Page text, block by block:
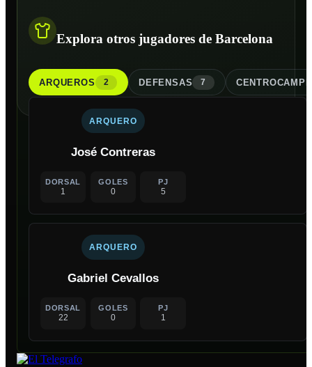
Explora otros jugadores de Barcelona
ARQUEROS 2 DEFENSAS 7
ARQUERO
José Contreras
DORSAL
1
GOLES
0
PJ
5
ARQUERO
Gabriel Cevallos
DORSAL
22
GOLES
0
PJ
1